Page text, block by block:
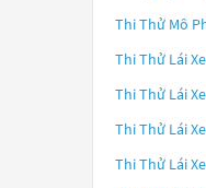
Thi Thử Mô
Thi Thử Lái
Thi Thử Lái
Thi Thử Lái
Thi Thử Lái